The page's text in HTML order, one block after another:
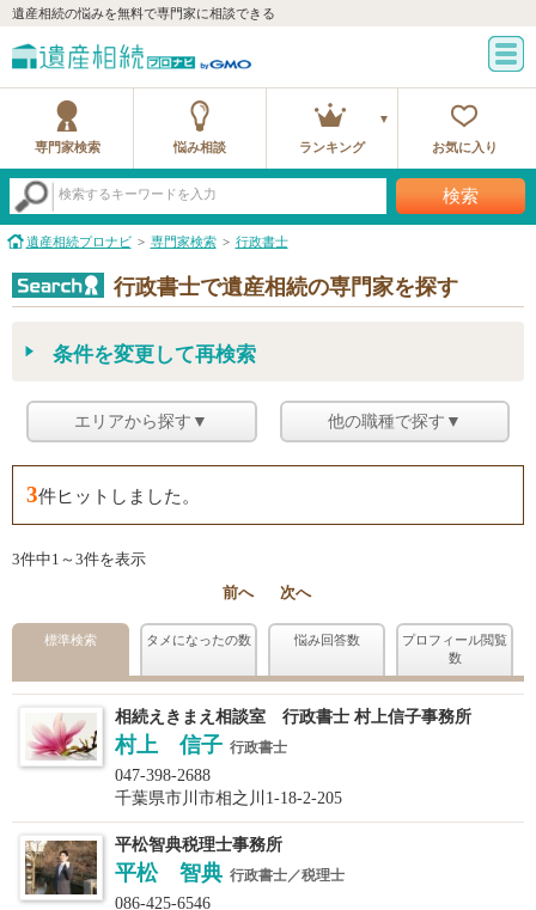
遺産相続の悩みを無料で専門家に相談できる
専門家検索 悩み相談 ランキング お気に入り
検索するキーワードを入力 検索
遺産相続プロナビ 専門家検索 行政書士
行政書士で遺産相続の専門家を探す
条件を変更して再検索
エリアから探す▼ 他の職種で探す▼
3件ヒットしました。
3件中1～3件を表示
前へ 次へ
標準検索 タメになったの数 悩み回答数
プロフィール閲覧
数
相続えきまえ相談室 行政書士 村上信子事務所
村上 信子 行政書士
047-398-2688
千葉県市川市相之川1-18-2-205
平松智典税理士事務所
平松 智典 行政書士／税理士
086-425-6546